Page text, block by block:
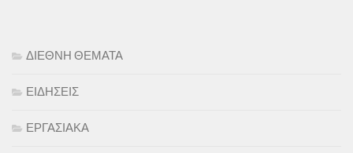
ΔΙΕΘΝΗ ΘΕΜΑΤΑ
ΕΙΔΗΣΕΙΣ
ΕΡΓΑΣΙΑΚΑ